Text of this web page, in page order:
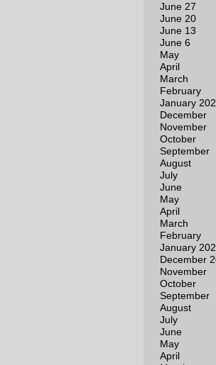
June 27
June 20
June 13
June 6
May
April
March
February
January
December
November
October
September
August
July
June
May
April
March
February
January
December
November
October
September
August
July
June
May
April